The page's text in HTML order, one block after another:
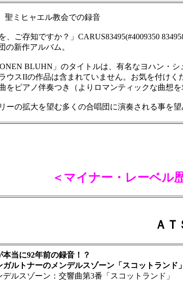
ミヒャエル教会での録音
ご存知ですか？」CARUS83495(#4009350
の新作アルバム。
BLUHN」のタイトルは、有名なヨハン・
ウスIIの作品は含まれていません。お気を付けく
ピアノ伴奏つき（よりロマンティックな曲想
の拡大を望む多くの合唱団に演奏される事を
＜マイナー・レーベル
ＡＴ
本当に92年前の録音！？
ガルトナーのメンデルスゾーン「スコットランド」
ルスゾーン：交響曲第3番「スコットランド」